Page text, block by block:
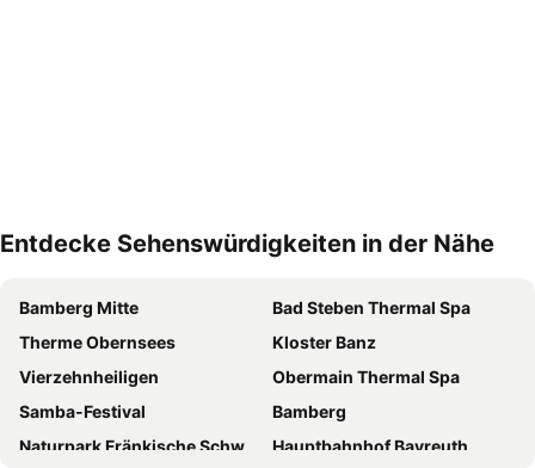
Entdecke Sehenswürdigkeiten in der Nähe
Bamberg Mitte
Bad Steben Thermal Spa
Therme Obernsees
Kloster Banz
Vierzehnheiligen
Obermain Thermal Spa
Samba-Festival
Bamberg
Naturpark Fränkische Schweiz - Veldensteiner Forst
Hauptbahnhof Bayreuth